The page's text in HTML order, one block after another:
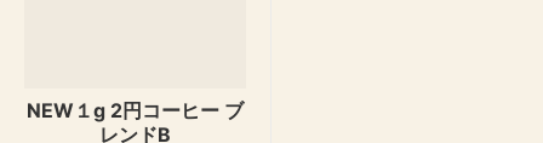
NEW１g 2円コーヒー ブ
レンドB